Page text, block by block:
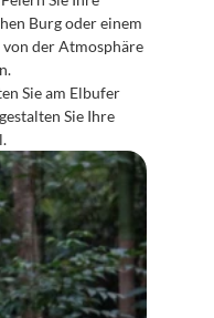
Burg oder einem
von der Atmosphäre
Sie am Elbufer
Sie Ihre